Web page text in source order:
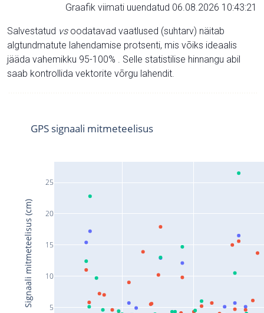
Graafik viimati uuendatud 06.08.2026 10:43:21
Salvestatud vsoodatavad vaatlused (suhtarv) näitab
algtundmatute lahendamise protsenti, mis võiks ideaalis
jääda vahemikku 95-100% . Selle statistilise hinnangu abil
saab kontrollida vektorite võrgu lahendit.
5
10
15
20
25
GPS signaali mitmeteelisus
Signaali mitmeteelisus (cm)